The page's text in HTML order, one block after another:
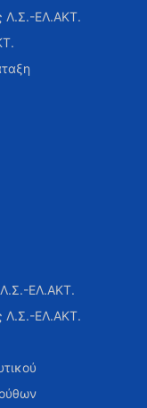
Λ.Σ.-ΕΛ.ΑΚΤ.
Λ.Σ.-ΕΛ.ΑΚΤ.
Λ.Σ.-ΕΛ.ΑΚΤ.